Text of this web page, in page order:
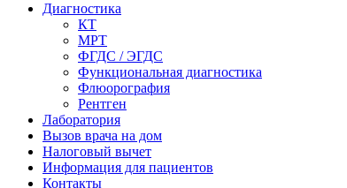
Диагностика
КТ
МРТ
ФГДС / ЭГДС
Функциональная диагностика
Флюорография
Рентген
Лаборатория
Вызов врача на дом
Налоговый вычет
Информация для пациентов
Контакты